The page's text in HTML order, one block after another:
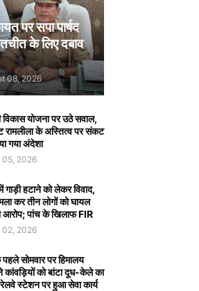
पर सपा पार्षद
के लिए दबाव
08, 2026
विकास योजना पर उठे सवाल,
रामलीला के अस्तित्व पर संकट
गया अंदेशा
05, 2026
हटाने को लेकर विवाद,
कर तीन लोगों को घायल
आरोप; पांच के खिलाफ FIR
02, 2026
सोमवार पर हिमालय
कांवड़ियों को बांटा दूध-केले का
स्टेशन पर हुआ सेवा कार्य